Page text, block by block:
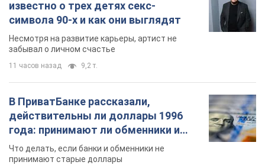
известно о трех детях секс-
символа 90-х и как они выглядят
Несмотря на развитие карьеры, артист не
забывал о личном счастье
11 часов назад 9,2 т.
В ПриватБанке рассказали,
действительны ли доллары 1996
года: принимают ли обменники и
банки такие купюры
Что делать, если банки и обменники не
принимают старые доллары